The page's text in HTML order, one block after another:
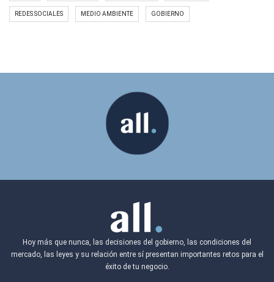
REDES SOCIALES MEDIO AMBIENTE GOBIERNO
Hoy más que nunca, las decisiones del gobierno, las condiciones del
mercado, las leyes y su relación entre sí presentan importantes retos para el
éxito de tu negocio.